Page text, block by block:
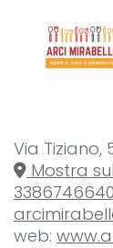
Via Tiziano,
Mostra
3386746640
web: